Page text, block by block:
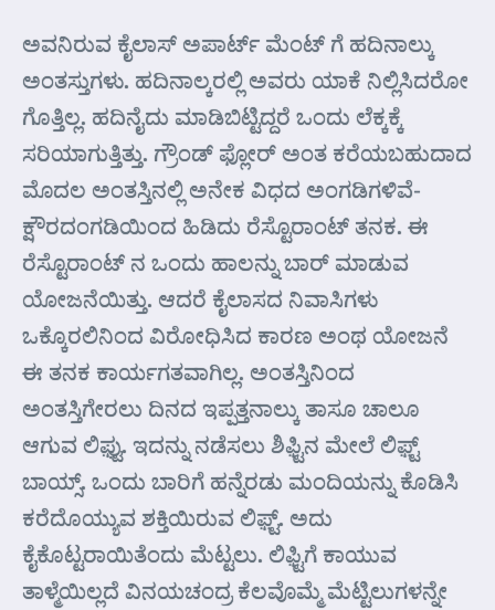
ಅವನಿರುವ ಕೈಲಾಸ್ ಅಪಾರ್ಟ್ ಮೆಂಟ್ ಗೆ ಹದಿನಾಲ್ಕು
ಅಂತಸ್ತುಗಳು. ಹದಿನಾಲ್ಕರಲ್ಲಿ ಅವರು ಯಾಕೆ ನಿಲ್ಲಿಸಿದರೋ
ಗೊತ್ತಿಲ್ಲ. ಹದಿನೈದು ಮಾಡಿಬಿಟ್ಟಿದ್ದರೆ ಒಂದು ಲೆಕ್ಕಕ್ಕೆ
ಸರಿಯಾಗುತ್ತಿತ್ತು. ಗ್ರೌಂಡ್ ಫ್ಲೋರ್ ಅಂತ ಕರೆಯಬಹುದಾದ
ಮೊದಲ ಅಂತಸ್ತಿನಲ್ಲಿ ಅನೇಕ ವಿಧದ ಅಂಗಡಿಗಳಿವೆ-
ಕ್ಷೌರದಂಗಡಿಯಿಂದ ಹಿಡಿದು ರೆಸ್ಟೊರಾಂಟ್ ತನಕ. ಈ
ರೆಸ್ಟೊರಾಂಟ್ ನ ಒಂದು ಹಾಲನ್ನು ಬಾರ್ ಮಾಡುವ
ಯೋಜನೆಯಿತ್ತು. ಆದರೆ ಕೈಲಾಸದ ನಿವಾಸಿಗಳು
ಒಕ್ಕೊರಲಿನಿಂದ ವಿರೋಧಿಸಿದ ಕಾರಣ ಅಂಥ ಯೋಜನೆ
ಈ ತನಕ ಕಾರ್ಯಗತವಾಗಿಲ್ಲ. ಅಂತಸ್ತಿನಿಂದ
ಅಂತಸ್ತಿಗೇರಲು ದಿನದ ಇಪ್ಪತ್ತನಾಲ್ಕು ತಾಸೂ ಚಾಲೂ
ಆಗುವ ಲಿಫ಼್ಟು. ಇದನ್ನು ನಡೆಸಲು ಶಿಫ಼್ಟಿನ ಮೇಲೆ ಲಿಫ಼್ಟ್
ಬಾಯ್ಸ್. ಒಂದು ಬಾರಿಗೆ ಹನ್ನೆರಡು ಮಂದಿಯನ್ನು ಕೊಡಿಸಿ
ಕರೆದೊಯ್ಯುವ ಶಕ್ತಿಯಿರುವ ಲಿಫ಼್ಟ್. ಅದು
ಕೈಕೊಟ್ಟರಾಯಿತೆಂದು ಮೆಟ್ಟಲು. ಲಿಫ಼್ಟಿಗೆ ಕಾಯುವ
ತಾಳ್ಮೆಯಿಲ್ಲದೆ ವಿನಯಚಂದ್ರ ಕೆಲವೊಮ್ಮೆ ಮೆಟ್ಟಿಲುಗಳನ್ನೇ